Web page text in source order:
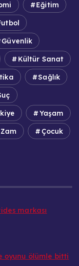
Eğitim
Güvenlik
Kültür Sanat
Sağlık
Yaşam
Zam Çocuk
markası
oyunu ölümle bitti